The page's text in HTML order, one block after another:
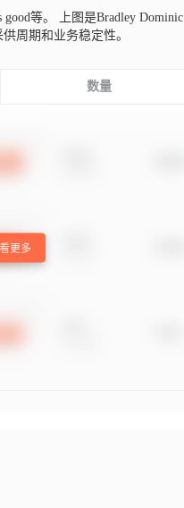
等。
上图是Bradley
周期和业务稳定性。
数量
更多